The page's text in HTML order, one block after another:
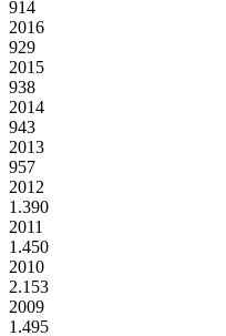
914
2016
929
2015
938
2014
943
2013
957
2012
1.390
2011
1.450
2010
2.153
2009
1.495